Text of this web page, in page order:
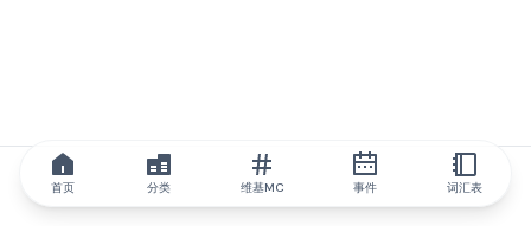
首页 分类 维基MC 事件 词汇表